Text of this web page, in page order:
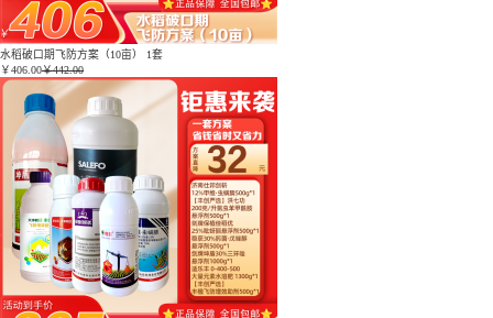
水稻破口期飞防方案（10亩） 1套
￥406.00￥442.00